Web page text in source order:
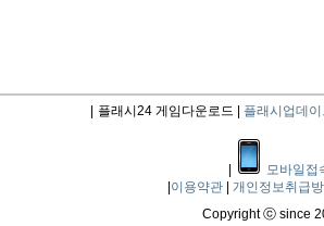
플래시24 게임다운로드 | 플래시업데이
모바일접
이용약관
개인정보취급
Copyright ⓒ since